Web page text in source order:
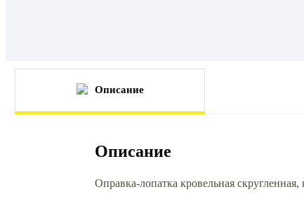
Описание
Описание
Оправка-лопатка кровельная